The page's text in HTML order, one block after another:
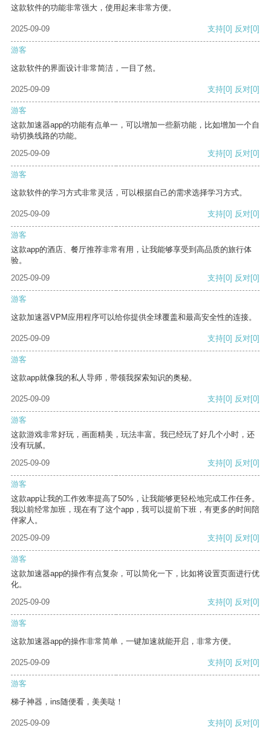
这款软件的功能非常强大，使用起来非常方便。
2025-09-09 支持[0] 反对[0]
游客
这款软件的界面设计非常简洁，一目了然。
2025-09-09 支持[0] 反对[0]
游客
这款加速器app的功能有点单一，可以增加一些新功能，比如增加一个自
动切换线路的功能。
2025-09-09
支持[0] 反对[0]
游客
这款软件的学习方式非常灵活，可以根据自己的需求选择学习方式。
2025-09-09 支持[0] 反对[0]
游客
这款app的酒店、餐厅推荐非常有用，让我能够享受到高品质的旅行体
验。
2025-09-09
支持[0] 反对[0]
游客
这款加速器VPM应用程序可以给你提供全球覆盖和最高安全性的连接。
2025-09-09 支持[0] 反对[0]
游客
这款app就像我的私人导师，带领我探索知识的奥秘。
2025-09-09 支持[0] 反对[0]
游客
这款游戏非常好玩，画面精美，玩法丰富。我已经玩了好几个小时，还
没有玩腻。
2025-09-09
支持[0] 反对[0]
游客
这款app让我的工作效率提高了50%，让我能够更轻松地完成工作任务。
我以前经常加班，现在有了这个app，我可以提前下班，有更多的时间陪
伴家人。
2025-09-09
支持[0] 反对[0]
游客
这款加速器app的操作有点复杂，可以简化一下，比如将设置页面进行优
化。
2025-09-09
支持[0] 反对[0]
游客
这款加速器app的操作非常简单，一键加速就能开启，非常方便。
2025-09-09 支持[0] 反对[0]
游客
梯子神器，ins随便看，美美哒！
2025-09-09 支持[0] 反对[0]